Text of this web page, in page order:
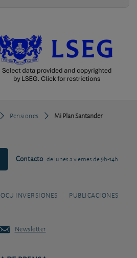
Pensiones
Mi Plan Santander
Contacto de lunes a viernes de 9h-14h
INVERSIONES PUBLICACIONES
Newsletter